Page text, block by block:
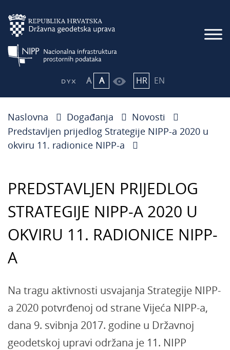
A A HR EN
Naslovna Događanja Novosti
Predstavljen prijedlog Strategije NIPP-a 2020 u
okviru 11. radionice NIPP-a
​PREDSTAVLJEN PRIJEDLOG
STRATEGIJE NIPP-A 2020 U
OKVIRU 11. RADIONICE NIPP-
A
Na tragu aktivnosti usvajanja Strategije NIPP-
a 2020 potvrđenoj od strane Vijeća NIPP-a,
dana 9. svibnja 2017. godine u Državnoj
geodetskoj upravi održana je 11. NIPP